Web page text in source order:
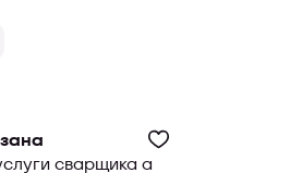
сварщика а